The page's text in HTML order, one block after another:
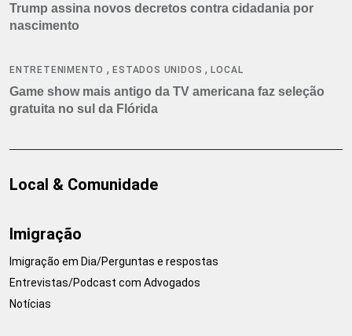
Trump assina novos decretos contra cidadania por
nascimento
ENTRETENIMENTO ,ESTADOS UNIDOS ,LOCAL
Game show mais antigo da TV americana faz seleção
gratuita no sul da Flórida
Local & Comunidade
Imigração
Imigração em Dia/Perguntas e respostas
Entrevistas/Podcast com Advogados
Notícias